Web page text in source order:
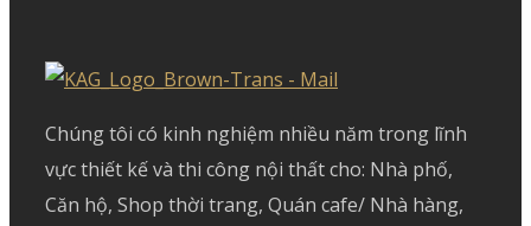
Chúng tôi có kinh nghiệm nhiều năm trong lĩnh
vực thiết kế và thi công nội thất cho: Nhà phố,
Căn hộ, Shop thời trang, Quán cafe/ Nhà hàng,